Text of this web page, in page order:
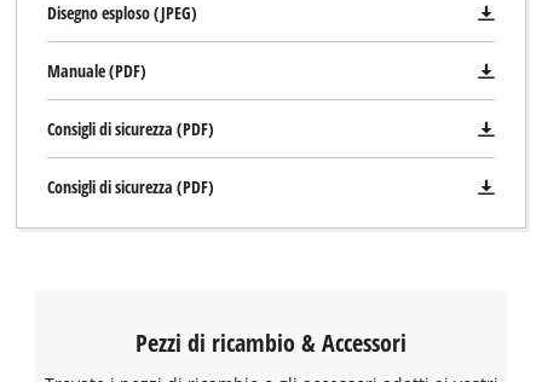
Disegno esploso (JPEG)
Manuale (PDF)
Consigli di sicurezza (PDF)
Consigli di sicurezza (PDF)
Pezzi di ricambio & Accessori